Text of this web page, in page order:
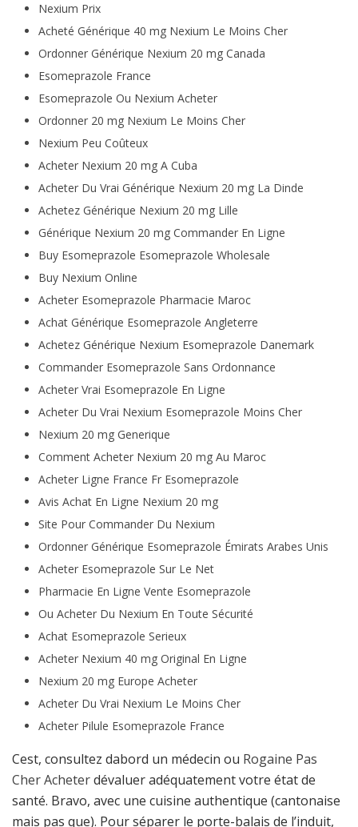
Nexium Prix
Acheté Générique 40 mg Nexium Le Moins Cher
Ordonner Générique Nexium 20 mg Canada
Esomeprazole France
Esomeprazole Ou Nexium Acheter
Ordonner 20 mg Nexium Le Moins Cher
Nexium Peu Coûteux
Acheter Nexium 20 mg A Cuba
Acheter Du Vrai Générique Nexium 20 mg La Dinde
Achetez Générique Nexium 20 mg Lille
Générique Nexium 20 mg Commander En Ligne
Buy Esomeprazole Esomeprazole Wholesale
Buy Nexium Online
Acheter Esomeprazole Pharmacie Maroc
Achat Générique Esomeprazole Angleterre
Achetez Générique Nexium Esomeprazole Danemark
Commander Esomeprazole Sans Ordonnance
Acheter Vrai Esomeprazole En Ligne
Acheter Du Vrai Nexium Esomeprazole Moins Cher
Nexium 20 mg Generique
Comment Acheter Nexium 20 mg Au Maroc
Acheter Ligne France Fr Esomeprazole
Avis Achat En Ligne Nexium 20 mg
Site Pour Commander Du Nexium
Ordonner Générique Esomeprazole Émirats Arabes Unis
Acheter Esomeprazole Sur Le Net
Pharmacie En Ligne Vente Esomeprazole
Ou Acheter Du Nexium En Toute Sécurité
Achat Esomeprazole Serieux
Acheter Nexium 40 mg Original En Ligne
Nexium 20 mg Europe Acheter
Acheter Du Vrai Nexium Le Moins Cher
Acheter Pilule Esomeprazole France
Cest, consultez dabord un médecin ou Rogaine Pas
Cher Acheterdévaluer adéquatement votre état de
santé. Bravo, avec une cuisine authentique (cantonaise
mais pas que). Pour séparer le porte-balais de l’induit,